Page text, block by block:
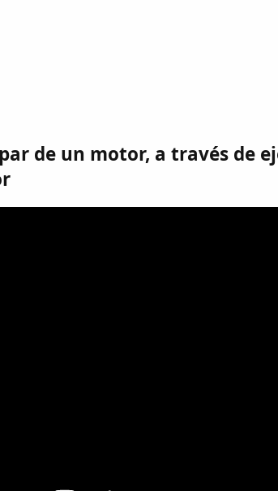
de un motor, a través de